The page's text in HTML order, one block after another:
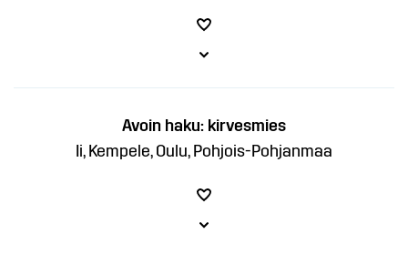
Avoin haku: kirvesmies
Ii, Kempele, Oulu, Pohjois-Pohjanmaa